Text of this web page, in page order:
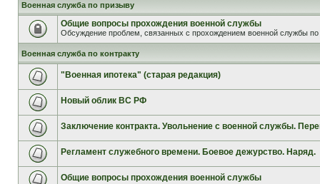
Военная служба по призыву
Общие вопросы прохождения военной службы
Обсуждение проблем, связанных с прохождением военной службы по
Военная служба по контракту
"Военная ипотека" (старая редакция)
Новый облик ВС РФ
Заключение контракта. Увольнение с военной службы.
Регламент служебного времени. Боевое дежурство. Наряд.
Общие вопросы прохождения военной службы